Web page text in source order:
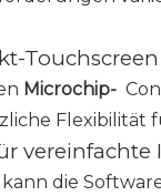
Microchip-
vereinfachte
kann die